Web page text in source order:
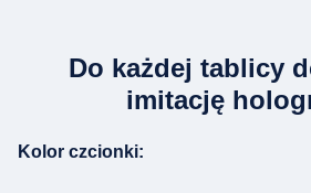
Do każdej tablicy
imitację
Kolor czcionki: